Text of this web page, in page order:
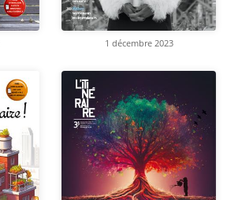
1 décembre 2023